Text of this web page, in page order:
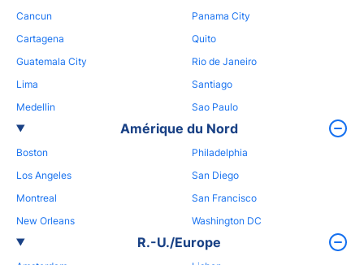
Cancun
Cartagena
Guatemala City
Lima
Medellin
Panama City
Quito
Rio de Janeiro
Santiago
Sao Paulo
Amérique du Nord
Boston
Los Angeles
Montreal
New Orleans
Philadelphia
San Diego
San Francisco
Washington DC
R.-U./Europe